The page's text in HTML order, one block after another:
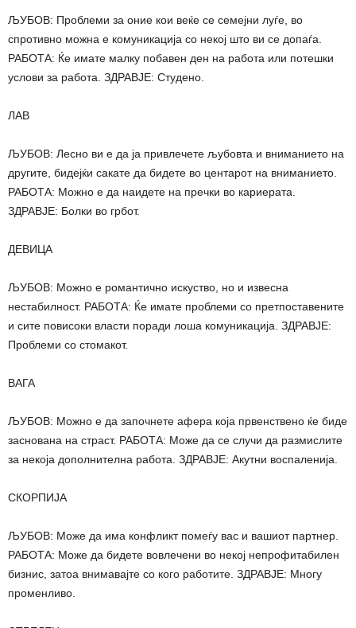
ЉУБОВ: Проблеми за оние кои веќе се семејни луѓе, во
спротивно можна е комуникација со некој што ви се допаѓа.
РАБОТА: Ќе имате малку побавен ден на работа или потешки
услови за работа. ЗДРАВЈЕ: Студено.
ЛАВ
ЉУБОВ: Лесно ви е да ја привлечете љубовта и вниманието на
другите, бидејќи сакате да бидете во центарот на вниманието.
РАБОТА: Можно е да наидете на пречки во кариерата.
ЗДРАВЈЕ: Болки во грбот.
ДЕВИЦА
ЉУБОВ: Можно е романтично искуство, но и извесна
нестабилност. РАБОТА: Ќе имате проблеми со претпоставените
и сите повисоки власти поради лоша комуникација. ЗДРАВЈЕ:
Проблеми со стомакот.
ВАГА
ЉУБОВ: Можно е да започнете афера која првенствено ќе биде
заснована на страст. РАБОТА: Може да се случи да размислите
за некоја дополнителна работа. ЗДРАВЈЕ: Акутни воспаленија.
СКОРПИЈА
ЉУБОВ: Може да има конфликт помеѓу вас и вашиот партнер.
РАБОТА: Може да бидете вовлечени во некој непрофитабилен
бизнис, затоа внимавајте со кого работите. ЗДРАВЈЕ: Многу
променливо.